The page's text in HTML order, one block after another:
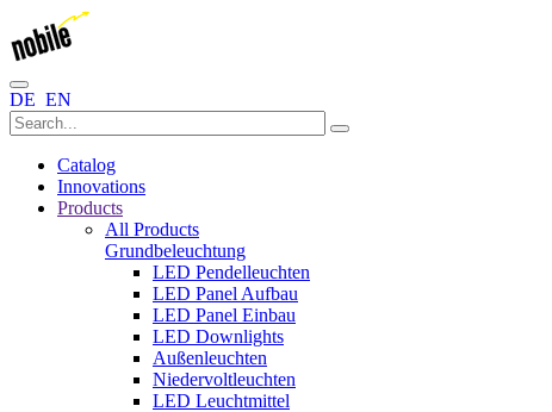
DE EN
Catalog
Innovations
Products
All Products
Grundbeleuchtung
LED Pendelleuchten
LED Panel Aufbau
LED Panel Einbau
LED Downlights
Außenleuchten
Niedervoltleuchten
LED Leuchtmittel